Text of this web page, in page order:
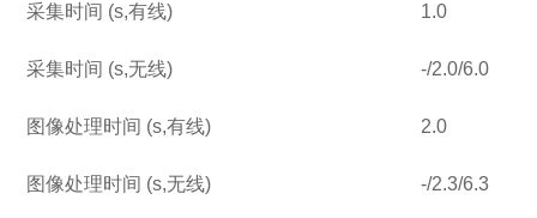
采集时间 (s,有线) 1.0
采集时间 (s,无线) -/2.0/6.0
图像处理时间 (s,有线) 2.0
图像处理时间 (s,无线) -/2.3/6.3